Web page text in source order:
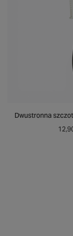
Dwustronna